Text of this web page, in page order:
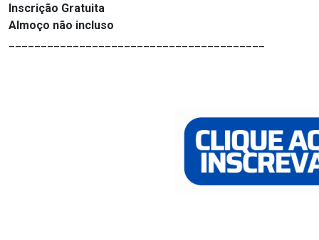
Inscrição Gratuita
Almoço não incluso